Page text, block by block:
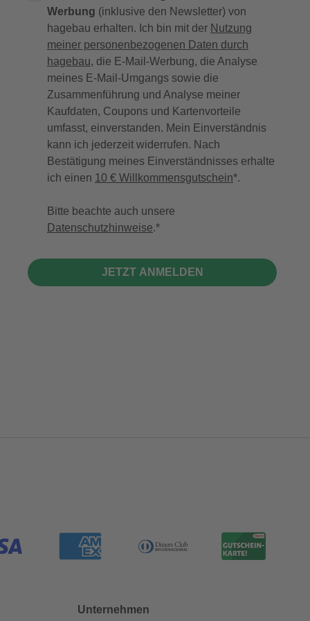
Werbung (inklusive den Newsletter) von
hagebau erhalten. Ich bin mit der Nutzung
meiner personenbezogenen Daten durch
hagebau, die E-Mail-Werbung, die Analyse
meines E-Mail-Umgangs sowie die
Zusammenführung und Analyse meiner
Kaufdaten, Coupons und Kartenvorteile
umfasst, einverstanden. Mein Einverständnis
kann ich jederzeit widerrufen. Nach
Bestätigung meines Einverständnisses erhalte
ich einen 10 € Willkommensgutschein*.
Bitte beachte auch unsere
Datenschutzhinweise.
JETZT ANMELDEN
Unternehmen